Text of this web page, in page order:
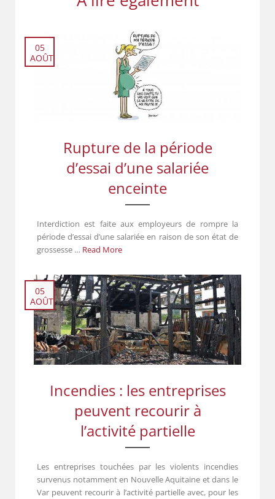
Rupture de la période
d’essai d’une salariée
enceinte
05
AOÛT
Interdiction est faite aux employeurs de rompre la
période d’essai d’une salariée en raison de son état de
grossesse … Read More
Incendies : les entreprises
peuvent recourir à
l’activité partielle
05
AOÛT
Les entreprises touchées par les violents incendies
survenus notamment en Nouvelle Aquitaine et dans le
Var peuvent recourir à l’activité partielle avec, pour les